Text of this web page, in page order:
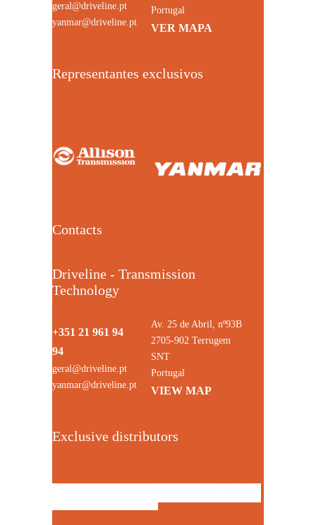
geral@driveline.pt
yanmar@driveline.pt
Portugal
VER MAPA
Representantes exclusivos
Contacts
Driveline - Transmission
Technology
+351 21 961 94
94
geral@driveline.pt
yanmar@driveline.pt
Av. 25 de Abril, nº93B
2705-902 Terrugem
SNT
Portugal
VIEW MAP
Exclusive distributors